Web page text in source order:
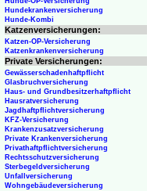
Hundekrankenversicherung
Hunde-Kombi
Katzenversicherungen:
Katzen-OP-Versicherung
Katzenkrankenversicherung
Private Versicherungen:
Gewässerschadenhaftpflicht
Glasbruchversicherung
Haus- und Grundbesitzerhaftpflicht
Hausratversicherung
Jagdhaftpflichtversicherung
KFZ-Versicherung
Krankenzusatzversicherung
Private Krankenversicherung
Privathaftpflichtversicherung
Rechtsschutzversicherung
Sterbegeldversicherung
Unfallversicherung
Wohngebäudeversicherung